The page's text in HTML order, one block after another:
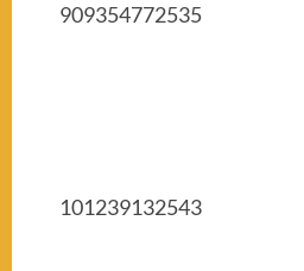
909354772535
101239132543